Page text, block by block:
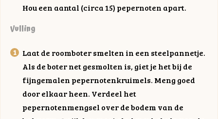
Hou een aantal (circa 15) pepernoten apart.
Vulling
Laat de roomboter smelten in een steelpannetje.
Als de boter net gesmolten is, giet je het bij de
fijngemalen pepernotenkruimels. Meng goed
door elkaar heen. Verdeel het
pepernotenmengsel over de bodem van de